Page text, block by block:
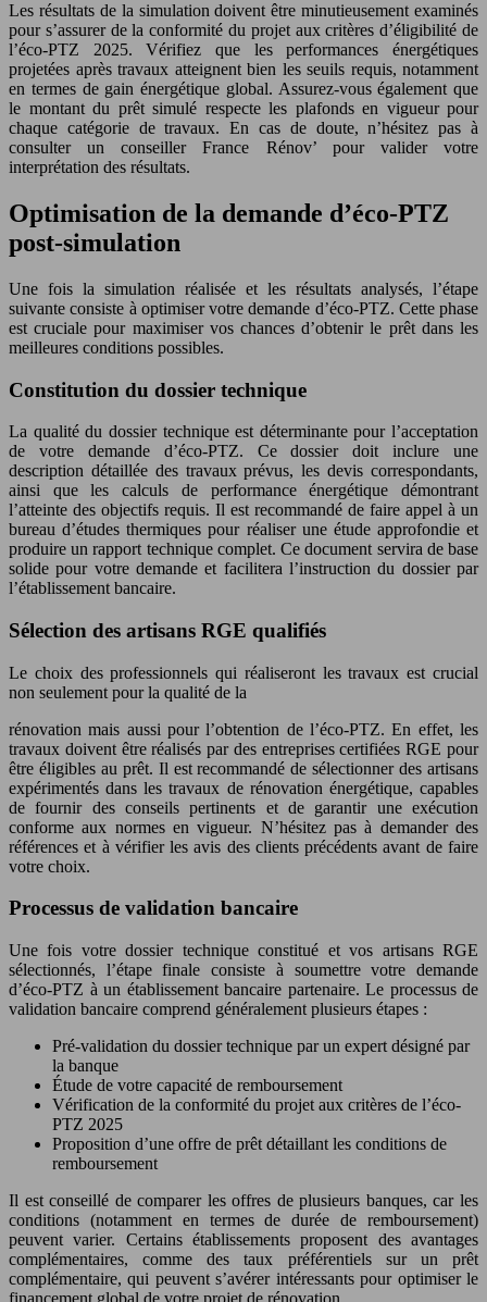
Les résultats de la simulation doivent être minutieusement examinés
pour s’assurer de la conformité du projet aux critères d’éligibilité de
l’éco-PTZ 2025. Vérifiez que les performances énergétiques
projetées après travaux atteignent bien les seuils requis, notamment
en termes de gain énergétique global. Assurez-vous également que
le montant du prêt simulé respecte les plafonds en vigueur pour
chaque catégorie de travaux. En cas de doute, n’hésitez pas à
consulter un conseiller France Rénov’ pour valider votre
interprétation des résultats.
Optimisation de la demande d’éco-PTZ
post-simulation
Une fois la simulation réalisée et les résultats analysés, l’étape
suivante consiste à optimiser votre demande d’éco-PTZ. Cette phase
est cruciale pour maximiser vos chances d’obtenir le prêt dans les
meilleures conditions possibles.
Constitution du dossier technique
La qualité du dossier technique est déterminante pour l’acceptation
de votre demande d’éco-PTZ. Ce dossier doit inclure une
description détaillée des travaux prévus, les devis correspondants,
ainsi que les calculs de performance énergétique démontrant
l’atteinte des objectifs requis. Il est recommandé de faire appel à un
bureau d’études thermiques pour réaliser une étude approfondie et
produire un rapport technique complet. Ce document servira de base
solide pour votre demande et facilitera l’instruction du dossier par
l’établissement bancaire.
Sélection des artisans RGE qualifiés
Le choix des professionnels qui réaliseront les travaux est crucial
non seulement pour la qualité de la
rénovation mais aussi pour l’obtention de l’éco-PTZ. En effet, les
travaux doivent être réalisés par des entreprises certifiées RGE pour
être éligibles au prêt. Il est recommandé de sélectionner des artisans
expérimentés dans les travaux de rénovation énergétique, capables
de fournir des conseils pertinents et de garantir une exécution
conforme aux normes en vigueur. N’hésitez pas à demander des
références et à vérifier les avis des clients précédents avant de faire
votre choix.
Processus de validation bancaire
Une fois votre dossier technique constitué et vos artisans RGE
sélectionnés, l’étape finale consiste à soumettre votre demande
d’éco-PTZ à un établissement bancaire partenaire. Le processus de
validation bancaire comprend généralement plusieurs étapes :
Pré-validation du dossier technique par un expert désigné par
la banque
Étude de votre capacité de remboursement
Vérification de la conformité du projet aux critères de l’éco-
PTZ 2025
Proposition d’une offre de prêt détaillant les conditions de
remboursement
Il est conseillé de comparer les offres de plusieurs banques, car les
conditions (notamment en termes de durée de remboursement)
peuvent varier. Certains établissements proposent des avantages
complémentaires, comme des taux préférentiels sur un prêt
complémentaire, qui peuvent s’avérer intéressants pour optimiser le